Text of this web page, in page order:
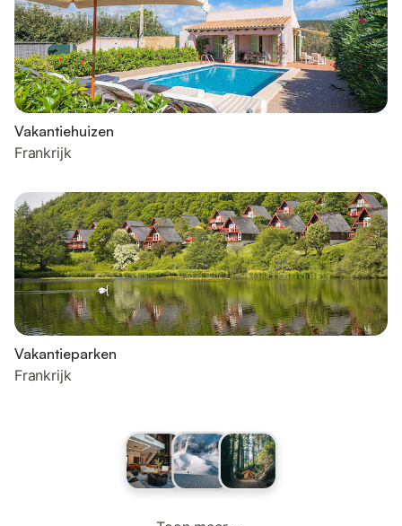
Vakantiehuizen
Frankrijk
Vakantieparken
Frankrijk